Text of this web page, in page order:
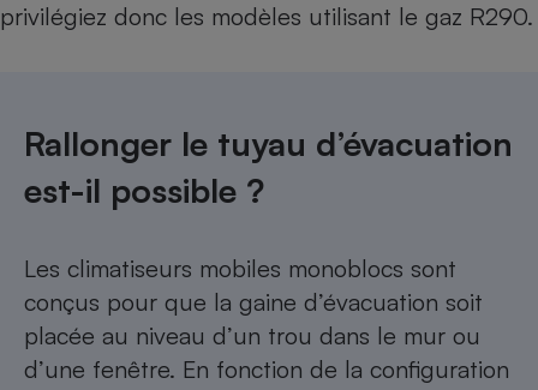
privilégiez donc les modèles utilisant le gaz R290.
Rallonger le tuyau d’évacuation
est-il possible ?
Les climatiseurs mobiles monoblocs sont
conçus pour que la gaine d’évacuation soit
placée au niveau d’un trou dans le mur ou
d’une fenêtre. En fonction de la configuration